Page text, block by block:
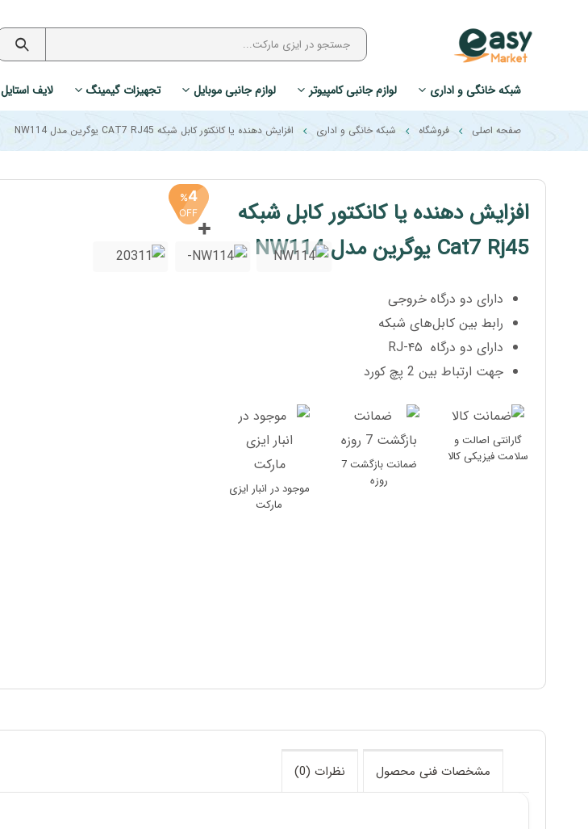
شبکه خانگی و اداری لوازم جانبی کامپیوتر لوازم جانبی موبایل تجهیزات گیمینگ لایف استایل
صفحه اصلی فروشگاه شبکه خانگی و اداری افزایش دهنده یا کانکتور کابل شبکه CAT7 RJ45 یوگرین مدل NW114
افزایش دهنده یا کانکتور کابل شبکه
Cat7 Rj45 یوگرین مدل NW114
دارای دو درگاه خروجی
رابط بین کابل‌های شبکه
دارای دو درگاه RJ-۴۵
جهت ارتباط بین 2 پچ کورد
گارانتی اصالت و
سلامت فیزیکی کالا
ضمانت بازگشت 7
روزه
موجود در انبار ایزی
مارکت
4
%
OFF
مشخصات فنی محصول نظرات (0)